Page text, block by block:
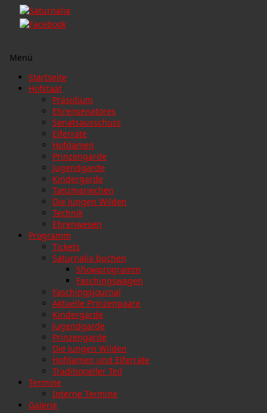
Menü
Zum
Inhalt
Startseite
Hofstaat
Präsidium
Ehrensenatores
Senatsausschuss
Elferräte
Hofdamen
Prinzengarde
Jugendgarde
Kindergarde
Tanzmariechen
Die Jungen Wilden
Technik
Ehrenwesen
Programm
Tickets
Saturnalia buchen
Showprogramm
Faschingswagen
Faschingsjournal
Aktuelle Prinzenpaare
Kindergarde
Jugendgarde
Prinzengarde
Die Jungen Wilden
Hofdamen und Elferräte
Traditioneller Teil
Termine
Interne Termine
Galerie